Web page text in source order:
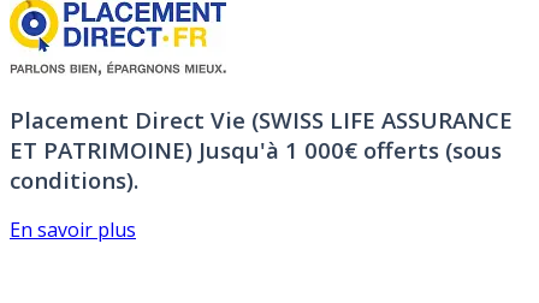
Placement Direct Vie (SWISS LIFE ASSURANCE
ET PATRIMOINE) Jusqu'à 1 000€ offerts (sous
conditions).
En savoir plus